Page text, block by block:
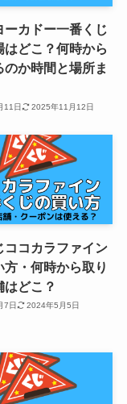
ーカドー一番くじ
はどこ？何時から
のか時間と場所ま
11日 2025年11月12日
ココカラファイン
方・何時から取り
はどこ？
7日 2024年5月5日